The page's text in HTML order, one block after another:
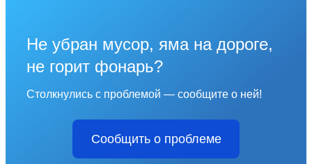
Не убран мусор, яма на дороге,
не горит фонарь?
Столкнулись с проблемой — сообщите о ней!
Сообщить о проблеме